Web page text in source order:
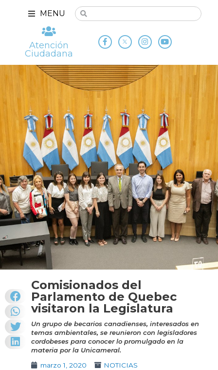
MENU
Atención
Ciudadana
Comisionados del
Parlamento de Quebec
visitaron la Legislatura
Un grupo de becarios canadienses, interesados en
temas ambientales, se reunieron con legisladores
cordobeses para conocer lo promulgado en la
materia por la Unicameral.
marzo 1, 2020
NOTICIAS